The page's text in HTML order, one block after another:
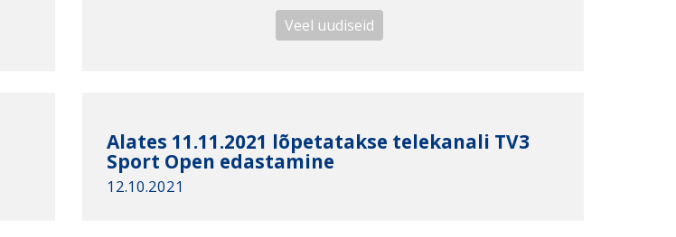
Veel uudiseid
Alates 11.11.2021 lõpetatakse telekanali TV3
Sport Open edastamine
12.10.2021